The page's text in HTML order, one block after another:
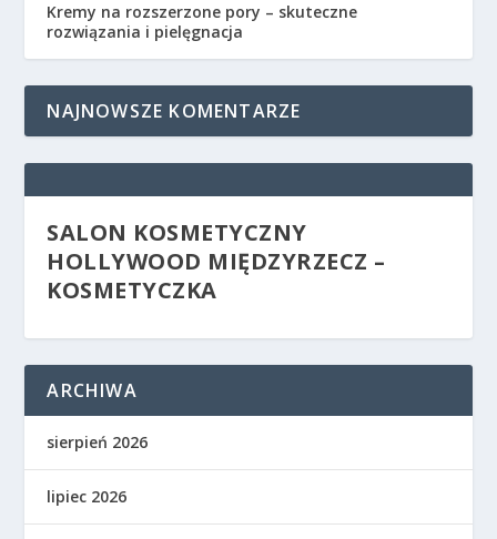
Kremy na rozszerzone pory – skuteczne
rozwiązania i pielęgnacja
NAJNOWSZE KOMENTARZE
SALON KOSMETYCZNY
HOLLYWOOD MIĘDZYRZECZ –
KOSMETYCZKA
ARCHIWA
sierpień 2026
lipiec 2026